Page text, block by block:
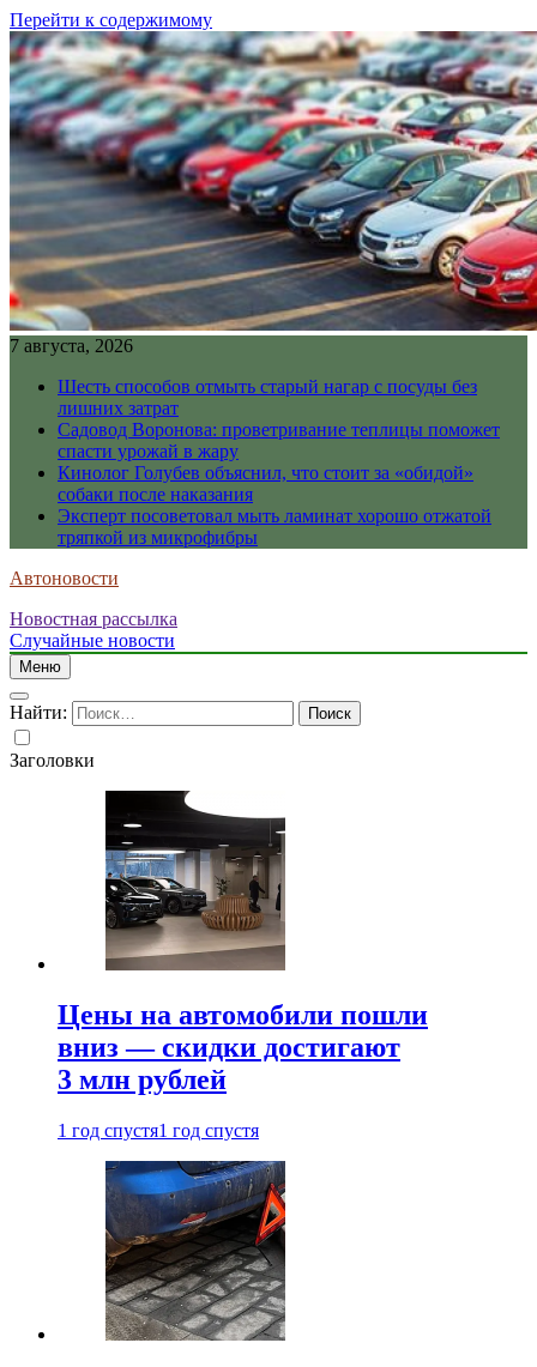
Перейти к содержимому
7 августа, 2026
Шесть способов отмыть старый нагар с посуды без
лишних затрат
Садовод Воронова: проветривание теплицы поможет
спасти урожай в жару
Кинолог Голубев объяснил, что стоит за «обидой»
собаки после наказания
Эксперт посоветовал мыть ламинат хорошо отжатой
тряпкой из микрофибры
Автоновости
Новостная рассылка
Случайные новости
Меню
Найти:
Заголовки
Цены на автомобили пошли
вниз — скидки достигают
3 млн рублей
1 год спустя1 год спустя